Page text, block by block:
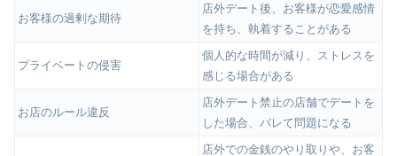
お客様の過剰な期待
店外デート後、お客様が恋愛感情
を持ち、執着することがある
プライベートの侵害
個人的な時間が減り、ストレスを
感じる場合がある
お店のルール違反
店外デート禁止の店舗でデートを
した場合、バレて問題になる
店外での金銭のやり取りや、お客